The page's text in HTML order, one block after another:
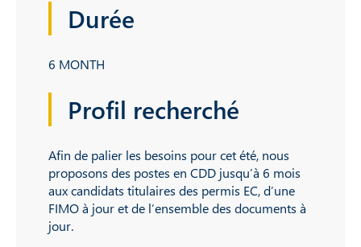
Durée
6 MONTH
Profil recherché
Afin de palier les besoins pour cet été, nous
proposons des postes en CDD jusqu’à 6 mois
aux candidats titulaires des permis EC, d’une
FIMO à jour et de l’ensemble des documents à
jour.